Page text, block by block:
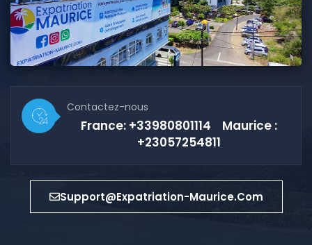
Contactez-nous
France: +33980801114 Maurice :
+23057254811
Support@expatriation-Maurice.com